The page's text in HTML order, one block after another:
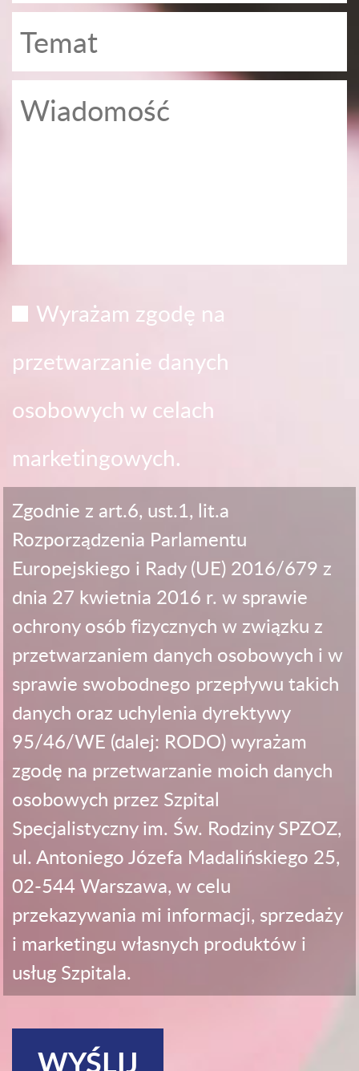
Wyrażam zgodę na
przetwarzanie danych
osobowych w celach
marketingowych.
Zgodnie z art.6, ust.1, lit.a
Rozporządzenia Parlamentu
Europejskiego i Rady (UE) 2016/679 z
dnia 27 kwietnia 2016 r. w sprawie
ochrony osób fizycznych w związku z
przetwarzaniem danych osobowych i w
sprawie swobodnego przepływu takich
danych oraz uchylenia dyrektywy
95/46/WE (dalej: RODO) wyrażam
zgodę na przetwarzanie moich danych
osobowych przez Szpital
Specjalistyczny im. Św. Rodziny SPZOZ,
ul. Antoniego Józefa Madalińskiego 25,
02-544 Warszawa, w celu
przekazywania mi informacji, sprzedaży
i marketingu własnych produktów i
usług Szpitala.